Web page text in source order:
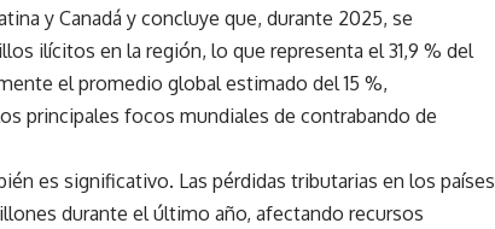
y Canadá y concluye que, durante 2025, se
ilícitos en la región, lo que representa el 31,9 % del
el promedio global estimado del 15 %,
principales focos mundiales de contrabando de
es significativo. Las pérdidas tributarias en los países
durante el último año, afectando recursos